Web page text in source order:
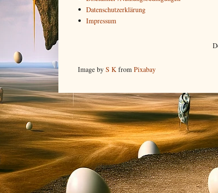
Datenschutzerklärung
Impressum
Image by S K from Pixabay